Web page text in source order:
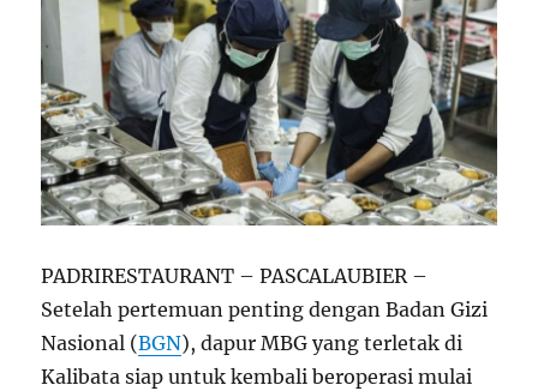
PADRIRESTAURANT – PASCALAUBIER –
Setelah pertemuan penting dengan Badan Gizi
Nasional (BGN), dapur MBG yang terletak di
Kalibata siap untuk kembali beroperasi mulai